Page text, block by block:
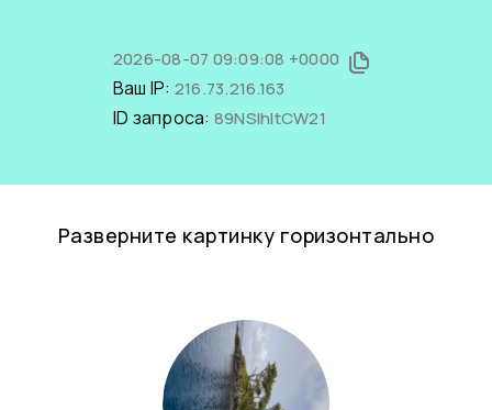
2026-08-07 09:09:08 +0000
Ваш IP: 216.73.216.163
ID запроса: 89NSlhltCW21
Разверните картинку горизонтально